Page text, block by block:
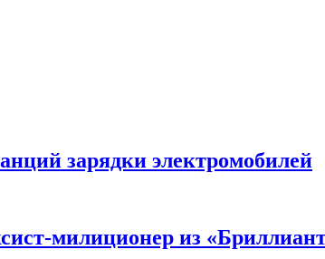
зарядки электромобилей
милиционер из